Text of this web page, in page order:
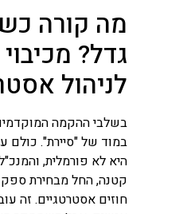
מה קורה
גדל?
לניהול
בשלבי ההקמה
במוד של "סיירת". כולם
היא לא פורמלית,
קטנה, החל מבחירת
חוזים אסטרטגיים. זה